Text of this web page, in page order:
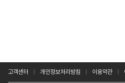
고객센터 개인정보처리방침 이용약관